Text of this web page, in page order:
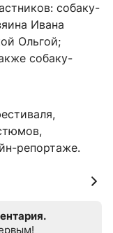
собаку-
Ивана
Ольгой;
собаку-
репортаже.